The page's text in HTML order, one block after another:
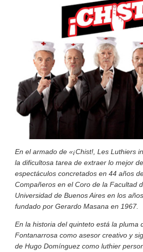
En el armado de «¡Chist!, Les Luthiers
la dificultosa tarea de extraer lo mejor
espectáculos concretados en 44 años
Compañeros en el Coro de la Facultad
Universidad de Buenos Aires en los
fundado por Gerardo Masana en 1967.
En la historia del quinteto está la pluma
Fontanarrosa como asesor creativo y
de Hugo Domínguez como luthier